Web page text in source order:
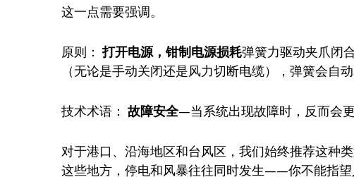
这一点需要强调。
原则：打开电源，钳制电源损耗弹簧力驱动夹爪闭
（无论是手动关闭还是风力切断电缆），弹簧会自
技术术语： 故障安全—当系统出现故障时，反而会更
对于港口、沿海地区和台风区，我们始终推荐这种
这些地方，停电和风暴往往同时发生——你不能指望